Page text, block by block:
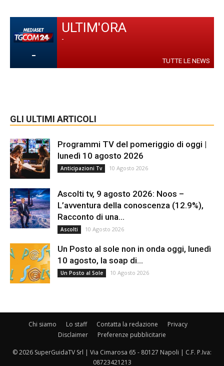
-
ULTIM'ORA
-
TUTTE LE NEWS
GLI ULTIMI ARTICOLI
Programmi TV del pomeriggio di oggi |
lunedì 10 agosto 2026
Anticipazioni Tv 10 Agosto 2026
Ascolti tv, 9 agosto 2026: Noos –
L’avventura della conoscenza (12.9%),
Racconto di una...
Ascolti 10 Agosto 2026
Un Posto al sole non in onda oggi, lunedì
10 agosto, la soap di...
Un Posto al Sole 10 Agosto 2026
Chi siamo Lo staff Contatta la redazione
Privacy
Disclaimer
Preferenze pubblicitarie
© 2026 SuperGuidaTV Srl | Via Cimarosa 65 - 80127 Napoli | C.F. P.Iva:
08723421213